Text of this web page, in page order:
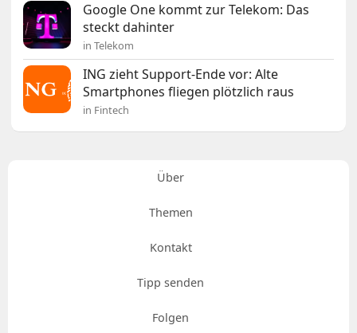
Google One kommt zur Telekom: Das
steckt dahinter
in Telekom
ING zieht Support-Ende vor: Alte
Smartphones fliegen plötzlich raus
in Fintech
Über
Themen
Kontakt
Tipp senden
Folgen